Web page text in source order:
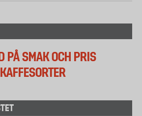
PÅ SMAK OCH PRIS